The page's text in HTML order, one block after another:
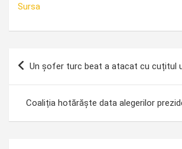
Sursa
Navigare
Un șofer turc beat a atacat cu cuțitul
Coaliția hotărăște data alegerilor